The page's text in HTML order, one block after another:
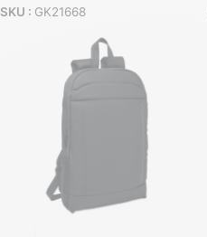
SKU : GK21668